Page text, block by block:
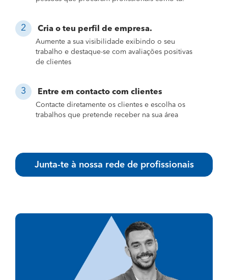
Cria o teu perfil de empresa.
Aumente a sua visibilidade exibindo o seu
trabalho e destaque-se com avaliações positivas
de clientes
Entre em contacto com clientes
Contacte diretamente os clientes e escolha os
trabalhos que pretende receber na sua área
Junta-te à nossa rede de profissionais